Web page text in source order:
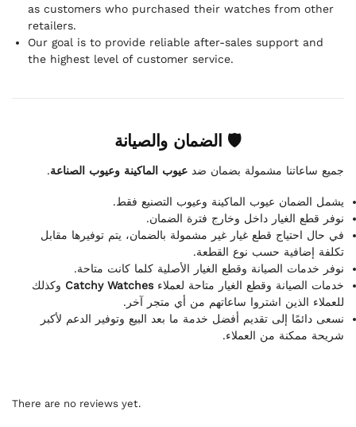
as customers who purchased their watches from other
retailers.
Our goal is to provide reliable after-sales support and
the highest level of customer service.
🛡 الضمان والصيانة
جميع ساعاتنا مشمولة بضمان ضد عيوب الماكينة وعيوب الصناعة.
يشمل الضمان عيوب الماكينة وعيوب التصنيع فقط.
نوفر قطع الغيار داخل وخارج فترة الضمان.
في حال احتياج قطع غيار غير مشمولة بالضمان، يتم توفيرها مقابل
تكلفة إضافية حسب نوع القطعة.
نوفر خدمات الصيانة وقطع الغيار الأصلية كلما كانت متاحة.
خدمات الصيانة وقطع الغيار متاحة لعملاءCatchy Watches وكذلك
للعملاء الذين اشتروا ساعاتهم من أي متجر آخر.
نسعى دائمًا إلى تقديم أفضل خدمة ما بعد البيع وتوفير الدعم لأكبر
شريحة ممكنة من العملاء.
There are no reviews yet.